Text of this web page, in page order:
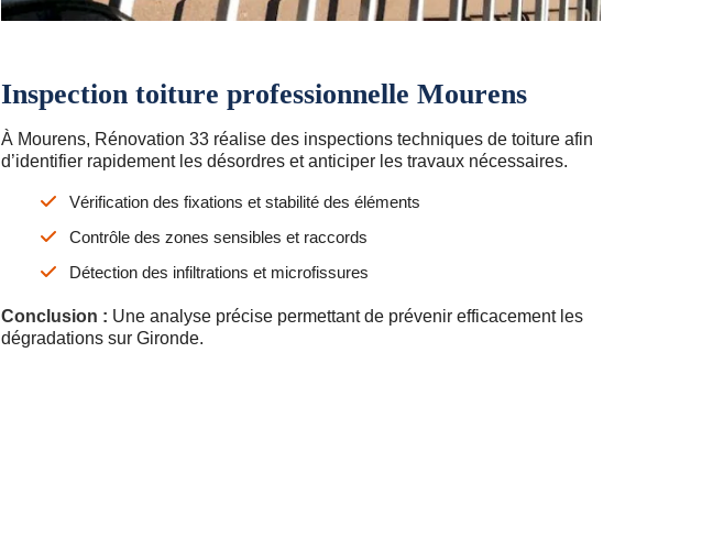
Inspection toiture professionnelle Mourens
À Mourens, Rénovation 33 réalise des inspections techniques de toiture afin
d’identifier rapidement les désordres et anticiper les travaux nécessaires.
Vérification des fixations et stabilité des éléments
Contrôle des zones sensibles et raccords
Détection des infiltrations et microfissures
Conclusion : Une analyse précise permettant de prévenir efficacement les
dégradations sur Gironde.